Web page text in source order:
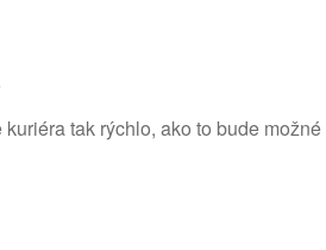
tak rýchlo, ako to bude možné